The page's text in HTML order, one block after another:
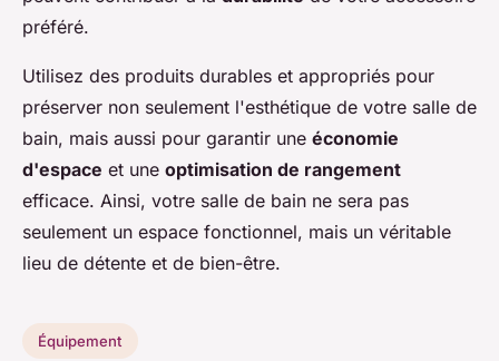
préféré.
Utilisez des produits durables et appropriés pour
préserver non seulement l'esthétique de votre salle de
bain, mais aussi pour garantir une économie
d'espace et une optimisation de rangement
efficace. Ainsi, votre salle de bain ne sera pas
seulement un espace fonctionnel, mais un véritable
lieu de détente et de bien-être.
Équipement